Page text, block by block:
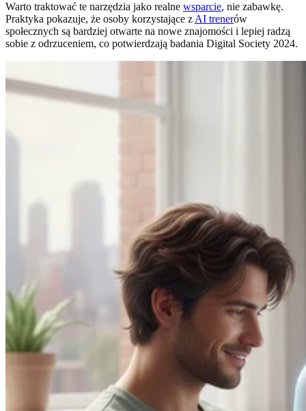
Warto traktować te narzędzia jako realne wsparcie, nie zabawkę.
Praktyka pokazuje, że osoby korzystające z AI trenerów
społecznych są bardziej otwarte na nowe znajomości i lepiej radzą
sobie z odrzuceniem, co potwierdzają badania Digital Society 2024.